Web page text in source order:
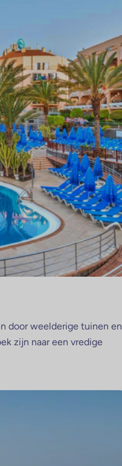
door weelderige tuinen en
zijn naar een vredige